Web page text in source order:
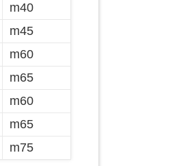
m40
m45
m60
m65
m60
m65
m75